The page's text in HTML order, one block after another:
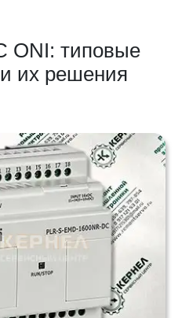
ONI: типовые
их решения